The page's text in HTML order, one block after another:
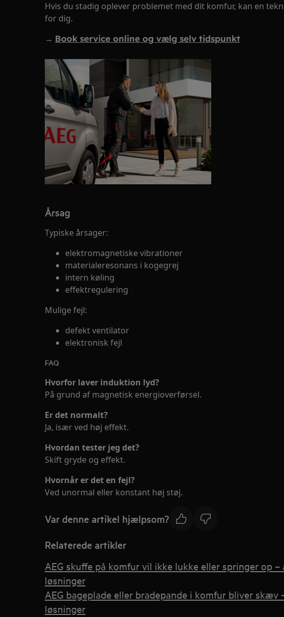
Hvis du stadig oplever problemet med dit komfur, kan en
for dig.
→ Book service online og vælg selv tidspunkt
Årsag
Typiske årsager:
elektromagnetiske vibrationer
materialeresonans i kogegrej
intern køling
effektregulering
Mulige fejl:
defekt ventilator
elektronisk fejl
FAQ
Hvorfor laver induktion lyd?
På grund af magnetisk energioverførsel.
Er det normalt?
Ja, især ved høj effekt.
Hvordan tester jeg det?
Skift gryde og effekt.
Hvornår er det en fejl?
Ved unormal eller konstant høj støj.
Var denne artikel hjælpsom?
Relaterede artikler
AEG skuffe på komfur vil ikke lukke eller springer op –
løsninger
AEG bageplade eller bradepande i komfur bliver skæv
løsninger